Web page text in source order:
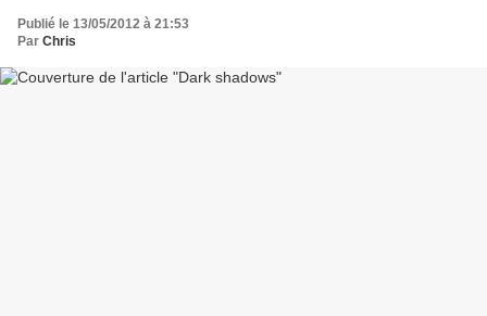
Publié le 13/05/2012 à 21:53
Par Chris